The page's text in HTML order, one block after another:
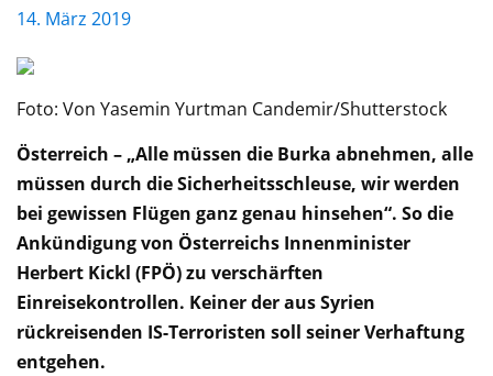
14. März 2019
Foto: Von Yasemin Yurtman Candemir/Shutterstock
Österreich – „Alle müssen die Burka abnehmen, alle
müssen durch die Sicherheitsschleuse, wir werden
bei gewissen Flügen ganz genau hinsehen“. So die
Ankündigung von Österreichs Innenminister
Herbert Kickl (FPÖ) zu verschärften
Einreisekontrollen. Keiner der aus Syrien
rückreisenden IS-Terroristen soll seiner Verhaftung
entgehen.